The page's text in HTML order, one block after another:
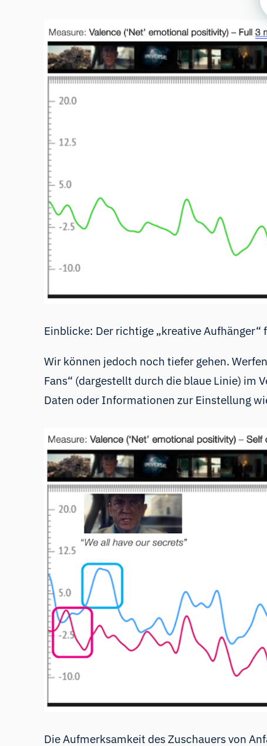
Einblicke: Der richtige „kreative
Wir können jedoch noch tiefer gehen.
Fans“ (dargestellt durch die blaue Linie) im
Daten oder Informationen zur Einstellung
Die Aufmerksamkeit des Zuschauers von